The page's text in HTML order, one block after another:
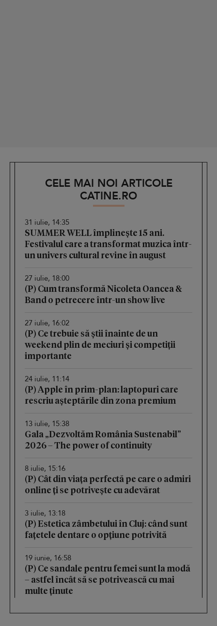
CELE MAI NOI ARTICOLE
CATINE.RO
31 iulie, 14:35
SUMMER WELL împlinește 15 ani.
Festivalul care a transformat muzica într-
un univers cultural revine în august
27 iulie, 18:00
(P) Cum transformă Nicoleta Oancea &
Band o petrecere într-un show live
27 iulie, 16:02
(P) Ce trebuie să știi înainte de un
weekend plin de meciuri și competiții
importante
24 iulie, 11:14
(P) Apple în prim-plan: laptopuri care
rescriu așteptările din zona premium
13 iulie, 15:38
Gala „Dezvoltăm România Sustenabil”
2026 – The power of continuity
8 iulie, 15:16
(P) Cât din viața perfectă pe care o admiri
online ți se potrivește cu adevărat
3 iulie, 13:18
(P) Estetica zâmbetului în Cluj: când sunt
fațetele dentare o opțiune potrivită
19 iunie, 16:58
(P) Ce sandale pentru femei sunt la modă
– astfel încât să se potrivească cu mai
multe ținute